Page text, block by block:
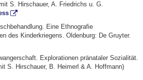
S. Hirschauer, A. Friedrichs u. G.
Eine Ethnografie
des Kinderkriegens. Oldenburg: De Gruyter.
Explorationen pränataler Sozialität.
S. Hirschauer, B. Heimerl & A. Hoffmann)